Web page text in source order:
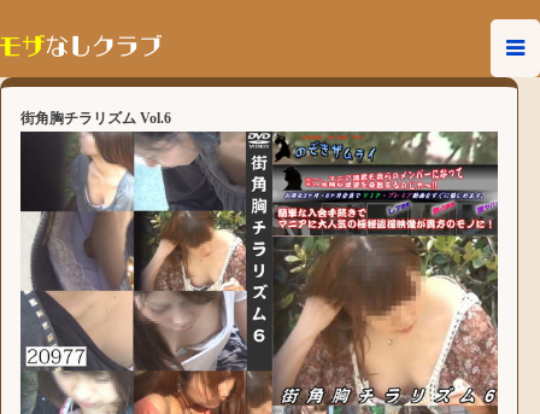
街角胸チラリズム Vol.6